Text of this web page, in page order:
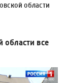
области
области все